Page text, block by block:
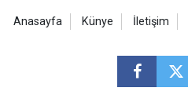
Anasayfa Künye İletişim